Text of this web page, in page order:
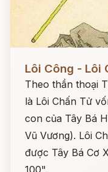
Lôi Công - Lôi
Theo thần thoại
là Lôi Chấn Tử
con của Tây Bá
Vũ Vương). Lôi
được Tây Bá Cơ
100".